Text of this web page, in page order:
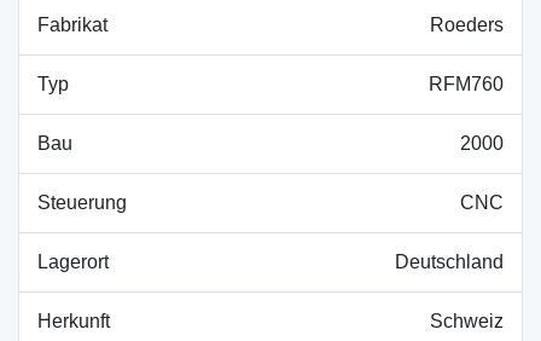
Fabrikat Roeders
Typ RFM760
Bau 2000
Steuerung CNC
Lagerort Deutschland
Herkunft Schweiz